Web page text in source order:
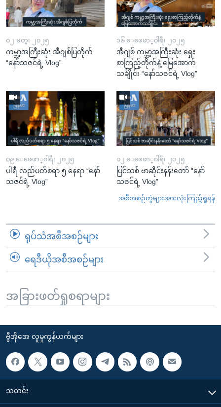
၀၂ မတ္၊ ၂၀၂၅
ကမ္ဘာ့အကြီးဆုံး အီဂျစ်ပြတိုက်
“နော်သဇင်ရဲ့ Vlog”
၁၆ ေဖေဖာ္၀ါရီ၊ ၂၀၂၅
အီဂျစ် ကမ္ဘာ့အကြီးဆုံး ရှေး
စာကြည့်တိုက်နဲ့ မြေအောက်
သင်္ချိုင်း “နော်သဇင်ရဲ့ Vlog”
၀၉ ေဖေဖာ္၀ါရီ၊ ၂၀၂၅
ပါရီ လည်ပတ်စရာ ၅ နေရာ “နော်
သဇင်ရဲ့ Vlog”
၀၂ ေဖေဖာ္၀ါရီ၊ ၂၀၂၅
ပြင်သစ် ဗာဆိုင်းနန်းတော် “နော်
သဇင်ရဲ့ Vlog”
အစီအစဉ်တွဲများအားလုံးကြည့်ရှုရန်
ရုပ်သံအစီအစဉ်များ
ရေဒီယိုအစီအစဉ်များ
အခြားဖတ်ရှုစရာများ
ဗွီအိုအေ လူမှုကွန်ယက်များ
သတင်း